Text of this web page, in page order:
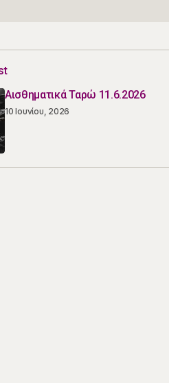
Αισθηματικά Ταρώ 11.6.2026
10 Ιουνίου, 2026